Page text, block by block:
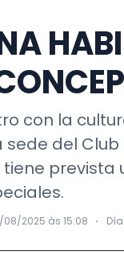
con la
sede del
tiene
08/2025 às 15:08